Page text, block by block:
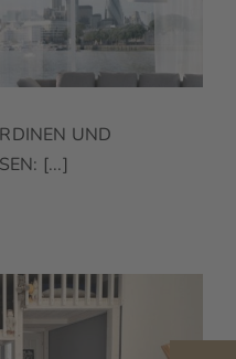
UND
[...]